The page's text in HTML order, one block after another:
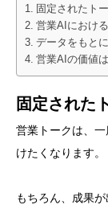
固定されたト
営業AIにおけ
データをもと
営業AIの価値
固定された
営業トークは、
けたくなります。
もちろん、成果